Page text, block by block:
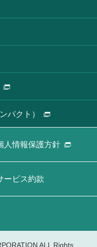
パクト）
人情報保護方針
ービス約款
ALL Rights